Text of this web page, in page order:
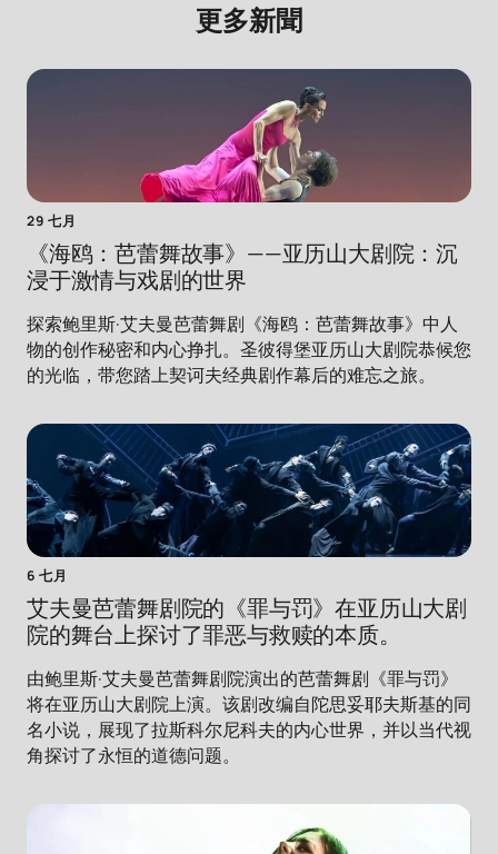
更多新聞
29 七月
《海鸥：芭蕾舞故事》——亚历山大剧院：沉
浸于激情与戏剧的世界
探索鲍里斯·艾夫曼芭蕾舞剧《海鸥：芭蕾舞故事》中人
物的创作秘密和内心挣扎。圣彼得堡亚历山大剧院恭候您
的光临，带您踏上契诃夫经典剧作幕后的难忘之旅。
6 七月
艾夫曼芭蕾舞剧院的《罪与罚》在亚历山大剧
院的舞台上探讨了罪恶与救赎的本质。
由鲍里斯·艾夫曼芭蕾舞剧院演出的芭蕾舞剧《罪与罚》
将在亚历山大剧院上演。该剧改编自陀思妥耶夫斯基的同
名小说，展现了拉斯科尔尼科夫的内心世界，并以当代视
角探讨了永恒的道德问题。